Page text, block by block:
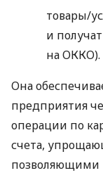
товары/
и
на ОККО).
Она
предприятия
операции по
счета,
позволяющими